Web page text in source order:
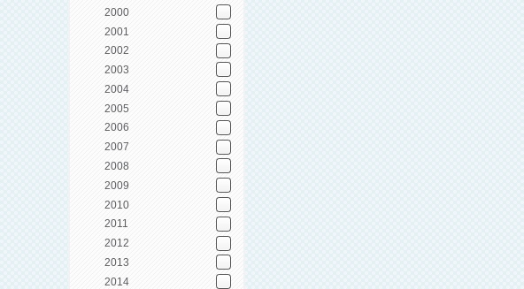
2000
2001
2002
2003
2004
2005
2006
2007
2008
2009
2010
2011
2012
2013
2014